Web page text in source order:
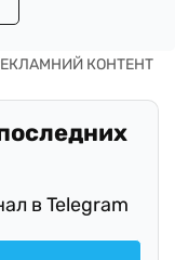
в Telegram